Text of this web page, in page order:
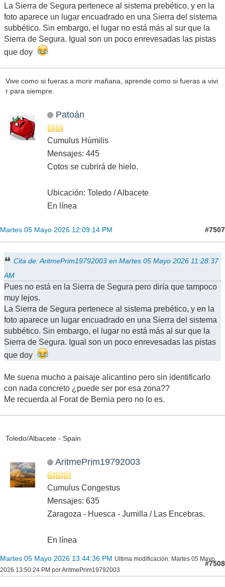
La Sierra de Segura pertenece al sistema prebético, y en la
foto aparece un lugar encuadrado en una Sierra del sistema
subbético. Sin embargo, el lugar no está más al sur que la
Sierra de Segura. Igual son un poco enrevesadas las pistas
que doy
Vive como si fueras a morir mañana, aprende como si fueras a vivi
r para siempre.
Patoán
Cumulus Húmilis
Mensajes: 445
Cotos se cubrirá de hielo.
Ubicación: Toledo / Albacete
En línea
Martes 05 Mayo 2026 12:09:14 PM #7507
Cita de: AritmePrim19792003 en Martes 05 Mayo 2026 11:28:37
AM
Pues no está en la Sierra de Segura pero diría que tampoco
muy lejos.
La Sierra de Segura pertenece al sistema prebético, y en la
foto aparece un lugar encuadrado en una Sierra del sistema
subbético. Sin embargo, el lugar no está más al sur que la
Sierra de Segura. Igual son un poco enrevesadas las pistas
que doy
Me suena mucho a paisaje alicantino pero sin identificarlo
con nada concreto ¿puede ser por esa zona??
Me recuerda al Forat de Bernia pero no lo es.
Toledo/Albacete - Spain
AritmePrim19792003
Cumulus Congestus
Mensajes: 635
Zaragoza - Huesca - Jumilla / Las Encebras.
En línea
Martes 05 Mayo 2026 13:44:36 PM Ultima modificación: Martes 05 Mayo
2026 13:50:24 PM por AritmePrim19792003
#7508